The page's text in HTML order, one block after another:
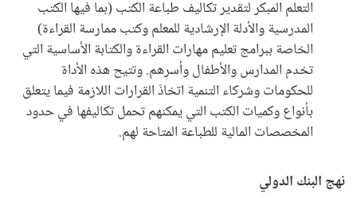
التعلم المبكر لتقدير تكاليف طباعة الكتب (بما فيها الكتب
المدرسية والأدلة الإرشادية للمعلم وكتب ممارسة القراءة)
الخاصة ببرامج تعليم مهارات القراءة والكتابة الأساسية التي
تخدم المدارس والأطفال وأسرهم. وتتيح هذه الأداة
للحكومات وشركاء التنمية اتخاذَ القرارات اللازمة فيما يتعلق
بأنواع وكميات الكتب التي يمكنهم تحمل تكاليفها في حدود
المخصصات المالية للطباعة المتاحة لهم.
نهج البنك الدولي